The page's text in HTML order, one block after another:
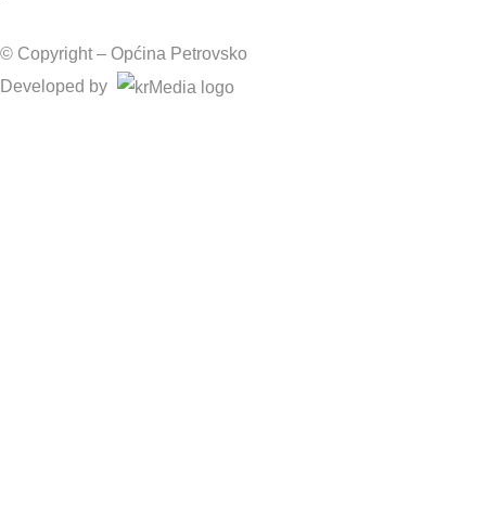
© Copyright – Općina Petrovsko
Developed by